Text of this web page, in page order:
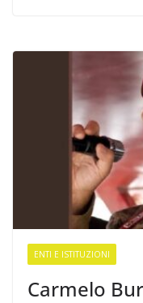
ENTI E ISTITUZIONI
Carmelo